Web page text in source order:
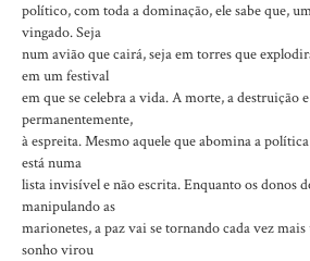
político, com toda a dominação, ele sabe que,
vingado. Seja
num avião que cairá, seja em torres que
em um festival
em que se celebra a vida. A morte, a destruição
permanentemente,
à espreita. Mesmo aquele que abomina a
está numa
lista invisível e não escrita. Enquanto os donos
manipulando as
marionetes, a paz vai se tornando cada vez
sonho virou